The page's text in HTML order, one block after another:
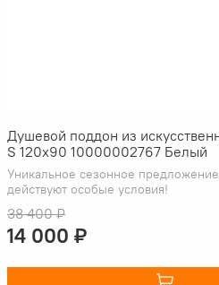
Душевой поддон из
S 120x90 10000002767 Белый
Уникальное сезонное
действуют особые условия!
38 400 ₽
14 000 ₽